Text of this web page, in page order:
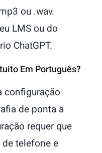
ou .wav.
LMS ou do
ChatGPT.
Em Português?
configuração
de ponta a
requer que
telefone e